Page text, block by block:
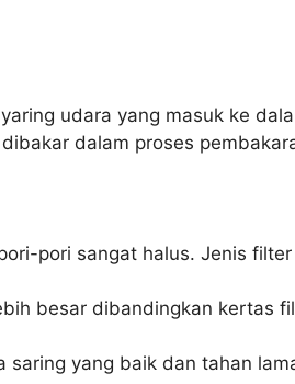
udara yang masuk ke
dalam proses
pori sangat halus. Jenis
besar dibandingkan kertas
saring yang baik dan tahan